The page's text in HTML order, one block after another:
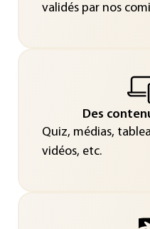
validés par nos
Des
Quiz, médias,
vidéos, etc.